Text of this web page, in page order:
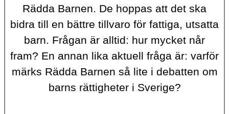
Rädda Barnen. De hoppas att det ska
bidra till en bättre tillvaro för fattiga, utsatta
barn. Frågan är alltid: hur mycket når
fram? En annan lika aktuell fråga är: varför
märks Rädda Barnen så lite i debatten om
barns rättigheter i Sverige?